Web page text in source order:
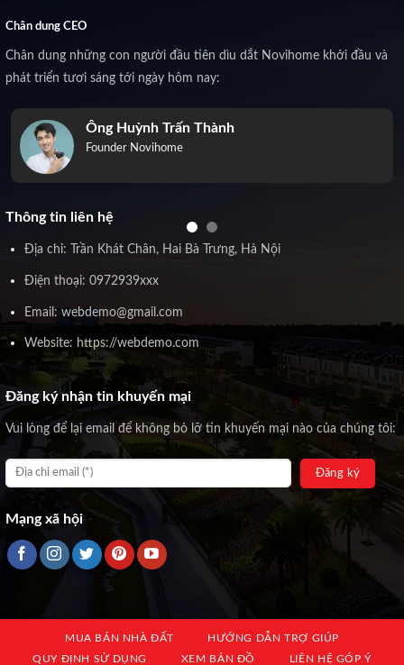
Chân dung CEO
Chân dung những con người đầu tiên dìu dắt Novihome khởi đầu và
phát triển tươi sáng tới ngày hôm nay:
Ông Huỳnh Trấn Thành
Founder Novihome
Thông tin liên hệ
Địa chỉ: Trần Khát Chân, Hai Bà Trưng, Hà Nội
Điện thoại: 0972939xxx
Email: webdemo@gmail.com
Website: https://webdemo.com
Đăng ký nhận tin khuyến mại
Vui lòng để lại email để không bỏ lỡ tin khuyến mại nào của chúng tôi:
Mạng xã hội
MUA BÁN NHÀ ĐẤT
HƯỚNG DẪN TRỢ GIÚP
QUY ĐỊNH SỬ DỤNG
XEM BẢN ĐỒ LIÊN HỆ GÓP Ý